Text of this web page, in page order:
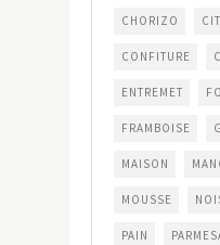
CHORIZO
CONFITURE
ENTREMET
FRAMBOISE
MAISON
MOUSSE
PAIN